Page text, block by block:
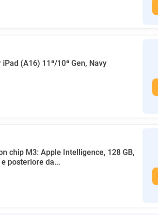
(A16) 11ª/10ª Gen, Navy
chip M3: Apple Intelligence, 128 GB,
posteriore da...